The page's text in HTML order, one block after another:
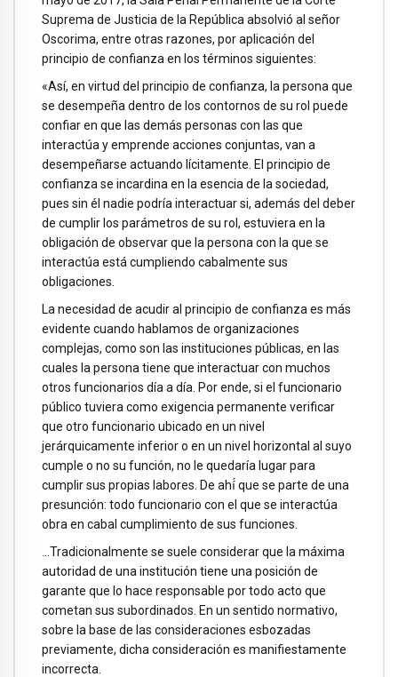
Suprema de Justicia de la República absolvió al señor
Oscorima, entre otras razones, por aplicación del
principio de confianza en los términos siguientes:
«Así, en virtud del principio de confianza, la persona que
se desempeña dentro de los contornos de su rol puede
confiar en que las demás personas con las que
interactúa y emprende acciones conjuntas, van a
desempeñarse actuando lícitamente. El principio de
confianza se incardina en la esencia de la sociedad,
pues sin él nadie podría interactuar si, además del deber
de cumplir los parámetros de su rol, estuviera en la
obligación de observar que la persona con la que se
interactúa está cumpliendo cabalmente sus
obligaciones.
La necesidad de acudir al principio de confianza es más
evidente cuando hablamos de organizaciones
complejas, como son las instituciones públicas, en las
cuales la persona tiene que interactuar con muchos
otros funcionarios día a día. Por ende, si el funcionario
público tuviera como exigencia permanente verificar
que otro funcionario ubicado en un nivel
jerárquicamente inferior o en un nivel horizontal al suyo
cumple o no su función, no le quedaría lugar para
cumplir sus propias labores. De ahí́ que se parte de una
presunción: todo funcionario con el que se interactúa
obra en cabal cumplimiento de sus funciones.
…Tradicionalmente se suele considerar que la máxima
autoridad de una institución tiene una posición de
garante que lo hace responsable por todo acto que
cometan sus subordinados. En un sentido normativo,
sobre la base de las consideraciones esbozadas
previamente, dicha consideración es manifiestamente
incorrecta.